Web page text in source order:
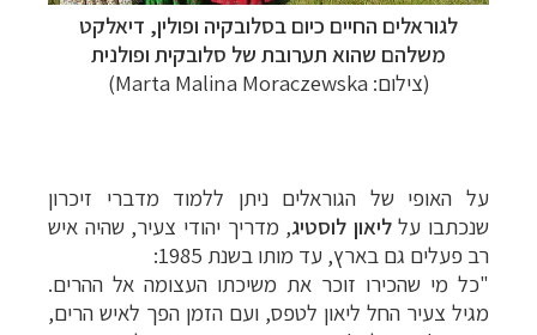
לגוראלים החיים כיום בסלובקיה ופולין, דיאלקט
משלהם שהוא תערובת של סלובקית ופולנית
(צילום: Marta Malina Moraczewska)
על האופי של הגוראלים ניתן ללמוד מדברי זיכרון
שנכתבו עלליאון לוסטיג, מדריך יהודי צעיר, שהיה איש
רב פעלים גם בארץ, עד מותו בשנת 1985:
"כל מי שהכירו זוכר את משיכתו העצומה אל ההרים.
מגיל צעיר החל ליאון לטפס, ועם הזמן הפך לאיש הרים,